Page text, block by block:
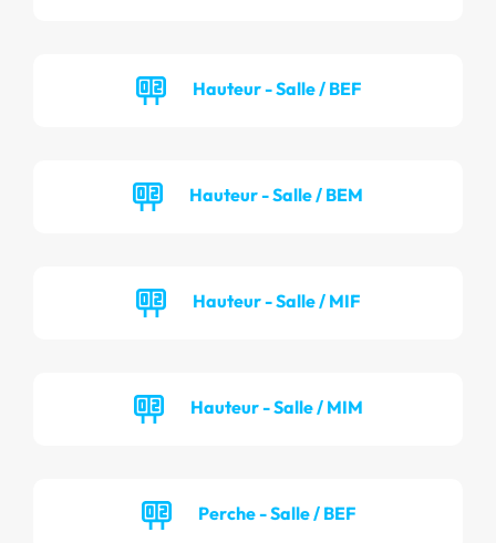
Hauteur - Salle / BEF
Hauteur - Salle / BEM
Hauteur - Salle / MIF
Hauteur - Salle / MIM
Perche - Salle / BEF